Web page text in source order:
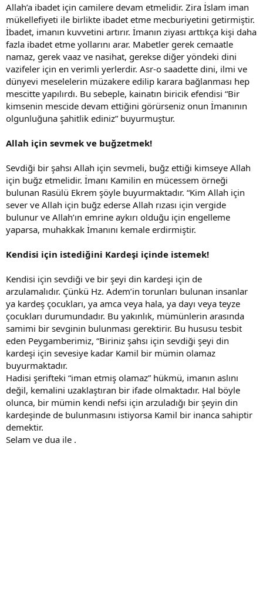
Allah’a ibadet için camilere devam etmelidir. Zira İslam iman
mükellefiyeti ile birlikte ibadet etme mecburiyetini getirmiştir.
İbadet, imanın kuvvetini artırır. İmanın ziyası arttıkça kişi daha
fazla ibadet etme yollarını arar. Mabetler gerek cemaatle
namaz, gerek vaaz ve nasihat, gerekse diğer yöndeki dini
vazifeler için en verimli yerlerdir. Asr-o saadette dini, ilmi ve
dünyevi meselelerin müzakere edilip karara bağlanması hep
mescitte yapılırdı. Bu sebeple, kainatın biricik efendisi “Bir
kimsenin mescide devam ettiğini görürseniz onun İmanının
olgunluğuna şahitlik ediniz” buyurmuştur.
Allah için sevmek ve buğzetmek!
Sevdiği bir şahsı Allah için sevmeli, buğz ettiği kimseye Allah
için buğz etmelidir. İmanı Kamilin en mücessem örneği
bulunan Rasülü Ekrem şöyle buyurmaktadır. “Kim Allah için
sever ve Allah için buğz ederse Allah rızası için vergide
bulunur ve Allah’ın emrine aykırı olduğu için engelleme
yaparsa, muhakkak İmanını kemale erdirmiştir.
Kendisi için istediğini Kardeşi içinde istemek!
Kendisi için sevdiği ve bir şeyi din kardeşi için de
arzulamalıdır. Çünkü Hz. Adem’in torunları bulunan insanlar
ya kardeş çocukları, ya amca veya hala, ya dayı veya teyze
çocukları durumundadır. Bu yakınlık, mümünlerin arasında
samimi bir sevginin bulunması gerektirir. Bu hususu tesbit
eden Peygamberimiz, “Biriniz şahsı için sevdiği şeyi din
kardeşi için sevesiye kadar Kamil bir mümin olamaz
buyurmaktadır.
Hadisi şerifteki “iman etmiş olamaz” hükmü, imanın aslını
değil, kemalini uzaklaştıran bir ifade olmaktadır. Hal böyle
olunca, bir mümin kendi nefsi için arzuladığı bir şeyin din
kardeşinde de bulunmasını istiyorsa Kamil bir inanca sahiptir
demektir.
Selam ve dua ile .